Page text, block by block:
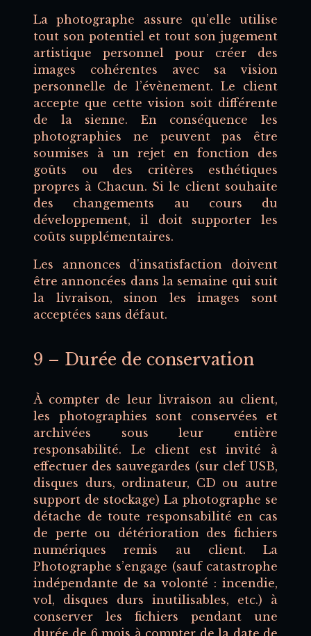
La photographe assure qu’elle utilise
tout son potentiel et tout son jugement
artistique personnel pour créer des
images cohérentes avec sa vision
personnelle de l’évènement. Le client
accepte que cette vision soit différente
de la sienne. En conséquence les
photographies ne peuvent pas être
soumises à un rejet en fonction des
goûts ou des critères esthétiques
propres à Chacun. Si le client souhaite
des changements au cours du
développement, il doit supporter les
coûts supplémentaires.
Les annonces d'insatisfaction doivent
être annoncées dans la semaine qui suit
la livraison, sinon les images sont
acceptées sans défaut.
9 – Durée de conservation
À compter de leur livraison au client,
les photographies sont conservées et
archivées sous leur entière
responsabilité. Le client est invité à
effectuer des sauvegardes (sur clef USB,
disques durs, ordinateur, CD ou autre
support de stockage) La photographe se
détache de toute responsabilité en cas
de perte ou détérioration des fichiers
numériques remis au client. La
Photographe s’engage (sauf catastrophe
indépendante de sa volonté : incendie,
vol, disques durs inutilisables, etc.) à
conserver les fichiers pendant une
durée de 6 mois à compter de la date de